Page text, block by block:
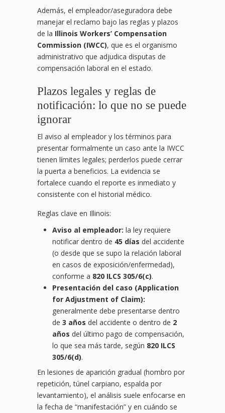
Además, el empleador/aseguradora debe
manejar el reclamo bajo las reglas y plazos
de la Illinois Workers’ Compensation
Commission (IWCC), que es el organismo
administrativo que adjudica disputas de
compensación laboral en el estado.
Plazos legales y reglas de
notificación: lo que no se puede
ignorar
El aviso al empleador y los términos para
presentar formalmente un caso ante la IWCC
tienen límites legales; perderlos puede cerrar
la puerta a beneficios. La evidencia se
fortalece cuando el reporte es inmediato y
consistente con el historial médico.
Reglas clave en Illinois:
Aviso al empleador: la ley requiere
notificar dentro de 45 días del accidente
(o desde que se supo la relación laboral
en casos de exposición/enfermedad),
conforme a 820 ILCS 305/6(c).
Presentación del caso (Application
for Adjustment of Claim):
generalmente debe presentarse dentro
de 3 años del accidente o dentro de 2
años del último pago de compensación,
lo que sea más tarde, según 820 ILCS
305/6(d).
En lesiones de aparición gradual (hombro por
repetición, túnel carpiano, espalda por
levantamiento), el análisis suele enfocarse en
la fecha de “manifestación” y en cuándo se